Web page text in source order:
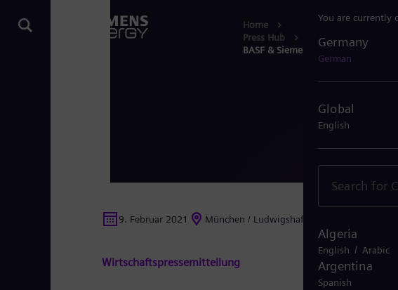
Home
Press Hub
BASF & Siemens Energy kooperieren
9. Februar 2021 München / Ludwigshafen
Wirtschaftspressemitteilung
You are currently
Germany
German
Global
English
Algeria
English / Arabic
Argentina
Spanish